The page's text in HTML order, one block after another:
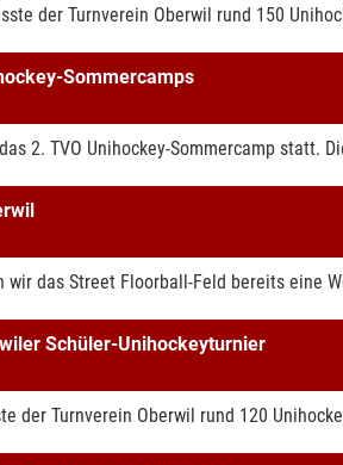
der Turnverein Oberwil rund 150
Sommercamps
2. TVO Unihockey-Sommercamp statt.
das Street Floorball-Feld bereits eine
Schüler-Unihockeyturnier
der Turnverein Oberwil rund 120